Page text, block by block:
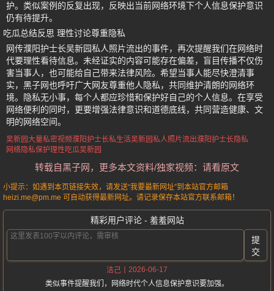
护。类似案例的反复出现，反映出当前网络环境下个人信息保护意识
仍有待提升。
吃瓜总结反思 理性讨论尊重隐私
网传濮阳护士长吴新园私人照片流出的事件，再次提醒我们在网络时
代要理性看待信息。未经证实的内容可能存在偏差，盲目传播不仅伤
害当事人，也可能给自己带来法律风险。希望当事人能尽快澄清事
实，黑子网也呼吁广大网友尊重他人隐私，共同维护清朗的网络环
境。隐私无小事，每个人都应珍惜和保护好自己的个人信息。在享受
网络便利的同时，更要增强法律意识和道德底线，共同营造健康、文
明的网络空间。
吴新园大量私密视频濮阳护士长私生活吴新园私人照片流出濮阳护士长隐私
网络隐私保护理性吃瓜吴新园
转载自黑子网，更多本文资料/独家视频：请看原文
小提示：如遇到本页链接失效，请发送“我要最新网址”到本站官方邮箱
heizi.me@pm.me 可自动获得最新网址。请记录保存本站官方联系邮箱！
精彩用户评论 - 羞羞网站
提
交
洁己
2026-06-17
类似事件提醒我们，网络时代个人信息保护意识要加强。